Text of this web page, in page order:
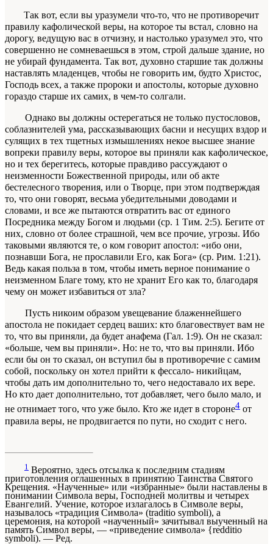
Так вот, если вы уразумели что-то, что не противоречит
правилу кафолической веры, на ко­торое ты встал, словно на
дорогу, ведущую вас в от­чизну, и настолько уразумел это, что
совершен­но не сомневаешься в этом, строй дальше здание, но
не убирай фундамента. Так вот, духовно стар­шие так должны
наставлять младенцев, чтобы не говорить им, будто Христос,
Господь всех, а так­же пророки и апостолы, которые духовно
гораз­до старше их самих, в чем-то солгали.
Однако вы должны остерегаться не толь­ко пустословов,
соблазнителей ума, рассказываю­щих басни и несущих вздор и
сулящих в тех тщет­ных измышлениях некое высшее знание
вопреки правилу веры, которое вы приняли как кафоличе­ское,
но и тех берегитесь, которые правдиво рас­суждают о
неизменности Божественной природы, или об акте
бестелесного творения, или о Твор­це, при этом подтверждая
то, что они говорят, весь­ма убедительными доводами и
словами, и все же пытаются отвратить вас от единого
Посредни­ка между Богом и людьми (ср. 1 Тим. 2:5). Бегите от
них, словно от более страшной, чем все прочие, угрозы. Ибо
таковыми являются те, о ком говорит апостол: «ибо они,
познавши Бога, не прославили Его, как Бога» (ср. Рим. 1:21).
Ведь какая польза в том, чтобы иметь верное понимание о
неизмен­ном Благе тому, кто не хранит Его как то, благода­ря
чему он может избавиться от зла?
Пусть никоим образом увещевание блажен­нейшего
апостола не покидает сердец ваших: кто благовествует вам не
то, что вы приняли, да будет анафема (Гал. 1:9). Он не сказал:
«больше, чем вы приняли». Но: не то, что вы приняли. Ибо
если бы он то сказал, он вступил бы в противоречие с са­мим
собой, поскольку он хотел прийти к фессало- никийцам,
чтобы дать им дополнительно то, чего недоставало их вере.
Но кто дает дополнительно, тот добавляет, чего было мало, и
не отнимает того, что уже было. Кто же идет в стороне4 от
правила веры, не продвигается по пути, но сходит с него.
1 Вероятно, здесь отсылка к последним стадиям
приготов­ления оглашенных в принятию Таинства Святого
Крещения. «Наученные» или «избранные» были наставлены в
понима­нии Символа веры, Господней молитвы и четырех
Евангелий. Учение, которое излагалось в Символе веры,
называлось «тра­диция Символа» (traditio symboli), а
церемония, на которой «наученный» зачитывал выученный на
память Символ ве­ры, — «приведение символа» {redditio
symboli). — Ред.